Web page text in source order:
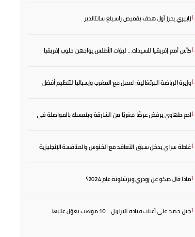
زابيري يحرز أول هدف بقميص راسينغ سانتاندير
كأس أمم إفريقيا للسيدات... لبؤات الأطلس يواجهن جنوب إفريقيا
وزيرة الرياضة البرتغالية: نعمل مع المغرب وإسبانيا لتنظيم أفضل
آدم طهاوي يرفض عرضًا مغريًا من الشارقة ويتمسك بالمواصلة في
غلطة سراي يدخل سباق التعاقد مع الخنوس والمنافسة الإنجليزية
ماذا قال ديكو عن رودري وبرشلونة عام 2024؟
جيل جديد على أعتاب قيادة البرازيل... 10 مواهب يعوّل عليها